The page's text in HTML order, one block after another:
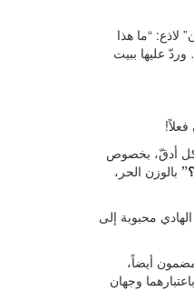
لاذع: “ما هذا
عليها ببيت
أدقّ، بخصوص
بالوزن الحر،
عبد الهادي محبوبة إلى
أيضاً،
وجهان